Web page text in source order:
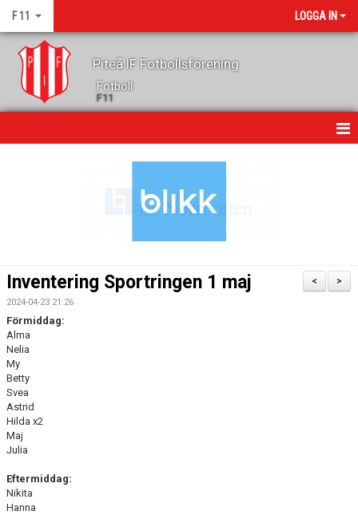
F 11 LOGGA IN
Piteå IF Fotbollsförening
Fotboll
F11
TRUPPEN
KONTAKT
MATCHER
BILDGALLERI
DOKUMENT
>
<
Inventering Sportringen 1 maj
2024-04-23 21:26
Förmiddag:
Alma
Nelia
My
Betty
Svea
Astrid
Hilda x2
Maj
Julia
Eftermiddag:
Nikita
Hanna